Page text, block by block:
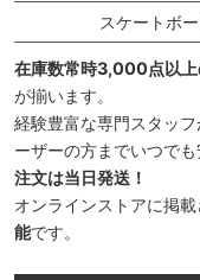
スケートボ
在庫数常時3,000点以上
が揃います。
経験豊富な専門スタッ
ーザーの方までいつでも
注文は当日発送！
オンラインストアに掲
能です。